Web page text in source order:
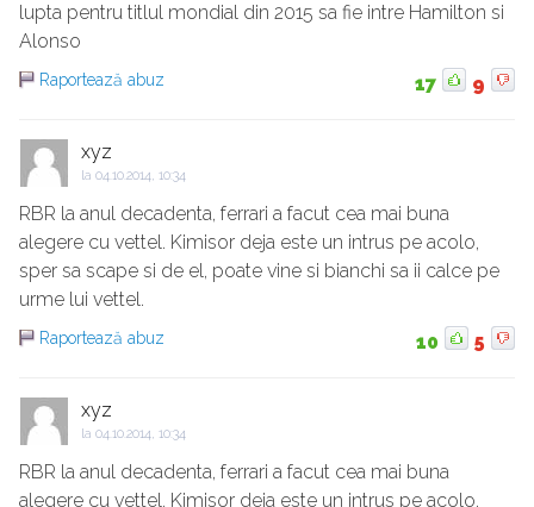
lupta pentru titlul mondial din 2015 sa fie intre Hamilton si
Alonso
Raportează abuz 17 9
xyz
la 04.10.2014, 10:34
RBR la anul decadenta, ferrari a facut cea mai buna
alegere cu vettel. Kimisor deja este un intrus pe acolo,
sper sa scape si de el, poate vine si bianchi sa ii calce pe
urme lui vettel.
Raportează abuz 10 5
xyz
la 04.10.2014, 10:34
RBR la anul decadenta, ferrari a facut cea mai buna
alegere cu vettel. Kimisor deja este un intrus pe acolo,